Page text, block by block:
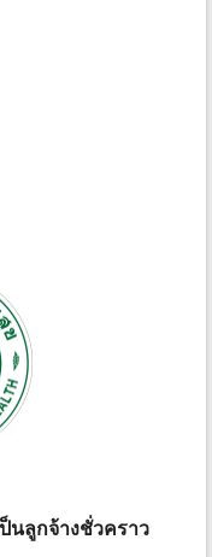
นลูกจ้างชั่วคราว